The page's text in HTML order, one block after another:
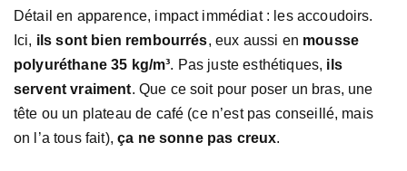
Détail en apparence, impact immédiat : les accoudoirs.
Ici, ils sont bien rembourrés, eux aussi en mousse
polyuréthane 35 kg/m³. Pas juste esthétiques, ils
servent vraiment. Que ce soit pour poser un bras, une
tête ou un plateau de café (ce n’est pas conseillé, mais
on l’a tous fait),ça ne sonne pas creux.